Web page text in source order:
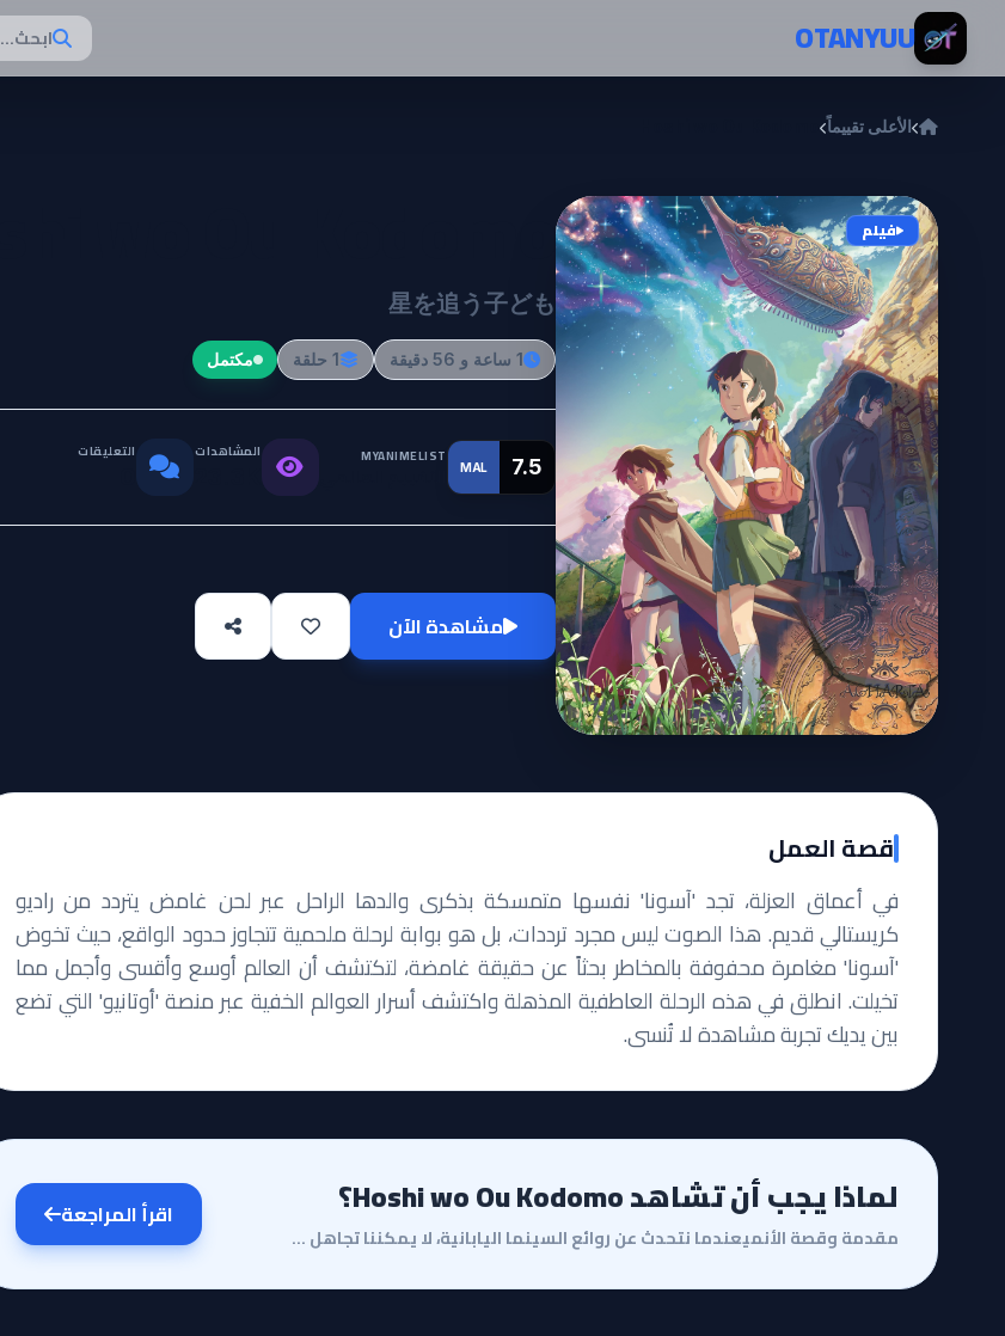
تخطي إلى المحتوىOTANYUU ابحث...
الأعلى تقييماً
فيلم
星を追う子ども
1 ساعة و 56 دقيقة 1 حلقة مكتمل
MAL 7.5
MYANIMELIST المشاهدات التعليقات
مشاهدة الآن
قصة العمل
في أعماق العزلة، تجد 'آسونا' نفسها متمسكة بذكرى والدها الراحل عبر لحن غامض يتردد من راديو
كريستالي قديم. هذا الصوت ليس مجرد ترددات، بل هو بوابة لرحلة ملحمية تتجاوز حدود الواقع، حيث تخوض
'آسونا' مغامرة محفوفة بالمخاطر بحثاً عن حقيقة غامضة، لتكتشف أن العالم أوسع وأقسى وأجمل مما
تخيلت. انطلق في هذه الرحلة العاطفية المذهلة واكتشف أسرار العوالم الخفية عبر منصة 'أوتانيو' التي تضع
بين يديك تجربة مشاهدة لا تُنسى.
لماذا يجب أن تشاهد Hoshi wo Ou Kodomo؟
مقدمة وقصة الأنميعندما نتحدث عن روائع السينما اليابانية، لا يمكننا تجاهل بصمة المخرج المبدع ماكوتو ش...
اقرأ المراجعة